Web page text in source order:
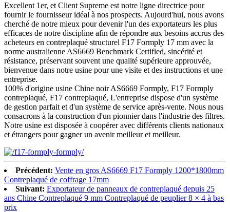
Excellent 1er, et Client Supreme est notre ligne directrice pour
fournir le fournisseur idéal à nos prospects. Aujourd'hui, nous avons
cherché de notre mieux pour devenir l'un des exportateurs les plus
efficaces de notre discipline afin de répondre aux besoins accrus des
acheteurs en contreplaqué structurel F17 Formply 17 mm avec la
norme australienne AS6669 Benchmark Certified, sincérité et
résistance, préservant souvent une qualité supérieure approuvée,
bienvenue dans notre usine pour une visite et des instructions et une
entreprise.
100% d'origine usine Chine noir AS6669 Formply, F17 Formply
contreplaqué, F17 contreplaqué, L'entreprise dispose d'un système
de gestion parfait et d'un système de service après-vente. Nous nous
consacrons à la construction d'un pionnier dans l'industrie des filtres.
Notre usine est disposée à coopérer avec différents clients nationaux
et étrangers pour gagner un avenir meilleur et meilleur.
Précédent: Vente en gros AS6669 F17 Formply 1200*1800mm
Contreplaqué de coffrage 17mm
Suivant: Exportateur de panneaux de contreplaqué depuis 25
ans Chine Contreplaqué 9 mm Contreplaqué de peuplier 8 × 4 à bas
prix